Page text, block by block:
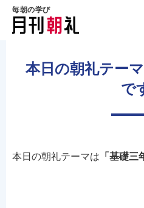
毎朝の学び
本日の朝礼テー
で
本日の朝礼テーマは 「基礎三